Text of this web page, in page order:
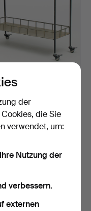
BLUMEN
21. Jahrhundert.
der
die Sie
verwendet, um:
Nutzung der
verbessern.
externen